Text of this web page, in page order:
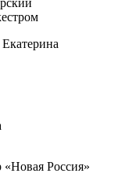
«Новая Россия»